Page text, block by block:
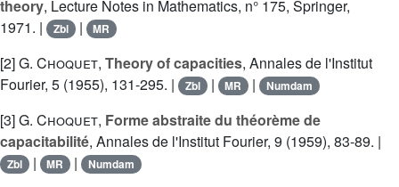
theory, Lecture Notes in Mathematics, n° 175, Springer,
1971. |
Zbl | MR
[2]G. Choquet, Theory of capacities, Annales de l'Institut
Fourier, 5 (1955), 131-295. |
Zbl | MR | Numdam
[3]G. Choquet, Forme abstraite du théorème de
capacitabilité, Annales de l'Institut Fourier, 9 (1959), 83-89. |
Zbl | MR | Numdam